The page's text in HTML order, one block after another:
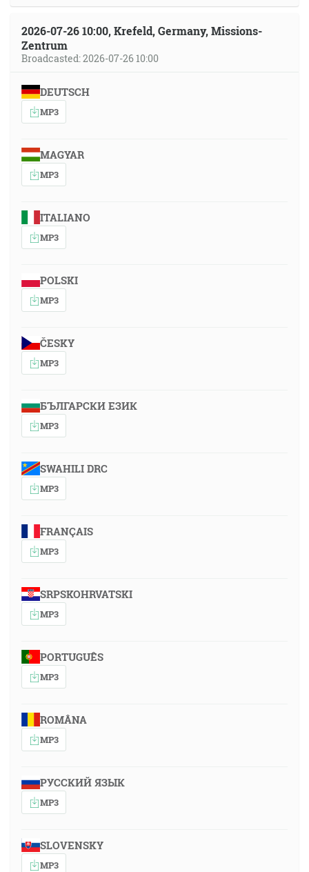
2026-07-26 10:00, Krefeld, Germany, Missions-
Zentrum
Broadcasted: 2026-07-26 10:00
DEUTSCH
MP3
MAGYAR
MP3
ITALIANO
MP3
POLSKI
MP3
ČESKY
MP3
БЪЛГАРСКИ ЕЗИК
MP3
SWAHILI DRC
MP3
FRANÇAIS
MP3
SRPSKOHRVATSKI
MP3
PORTUGUÊS
MP3
ROMÂNA
MP3
РУССКИЙ ЯЗЫК
MP3
SLOVENSKY
MP3